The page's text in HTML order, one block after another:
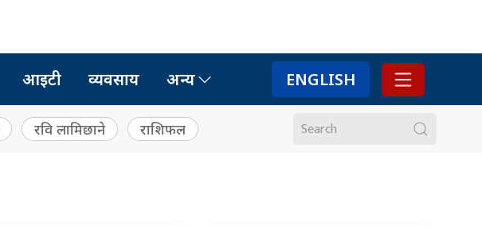
आइटी व्यवसाय अन्य ENGLISH
रवि लामिछाने राशिफल